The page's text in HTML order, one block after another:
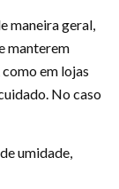
maneira geral,
manterem
em lojas
No caso
umidade,